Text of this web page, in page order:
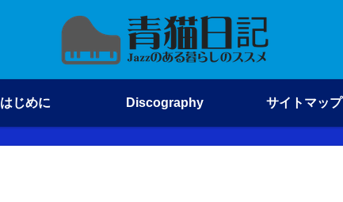
はじめに Discography サイトマップ